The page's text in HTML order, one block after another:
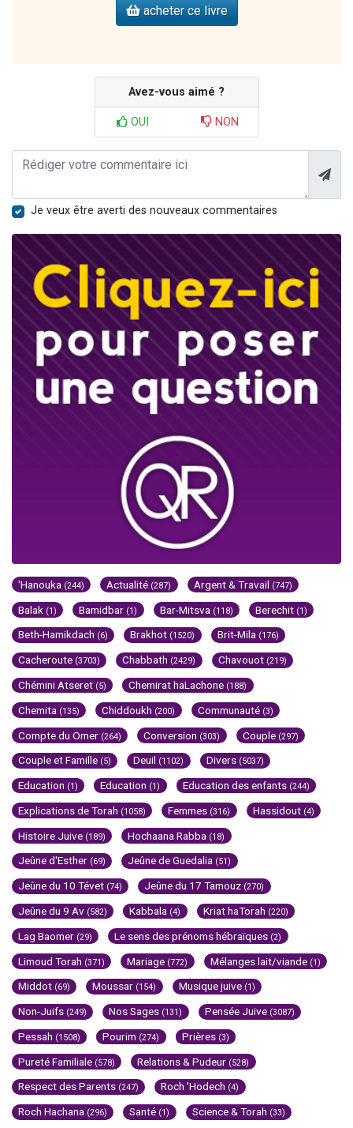
acheter ce livre
Avez-vous aimé ?
OUI NON
Je veux être averti des nouveaux commentaires
'Hanouka (244) Actualité (287) Argent & Travail (747)
Balak (1) Bamidbar (1) Bar-Mitsva (118) Berechit (1)
Beth-Hamikdach (6) Brakhot (1520) Brit-Mila (176)
Cacheroute (3703) Chabbath (2429) Chavouot (219)
Chémini Atseret (5) Chemirat haLachone (188)
Chemita (135) Chiddoukh (200) Communauté (3)
Compte du Omer (264) Conversion (303) Couple (297)
Couple et Famille (5) Deuil (1102) Divers (5037)
Education (1) Education (1) Education des enfants (244)
Explications de Torah (1058) Femmes (316) Hassidout (4)
Histoire Juive (189) Hochaana Rabba (18)
Jeûne d'Esther (69) Jeûne de Guedalia (51)
Jeûne du 10 Tévet (74) Jeûne du 17 Tamouz (270)
Jeûne du 9 Av (582) Kabbala (4) Kriat haTorah (220)
Lag Baomer (29) Le sens des prénoms hébraïques (2)
Limoud Torah (371) Mariage (772) Mélanges lait/viande (1)
Middot (69) Moussar (154) Musique juive (1)
Non-Juifs (249) Nos Sages (131) Pensée Juive (3087)
Pessah (1508) Pourim (274) Prières (3)
Pureté Familiale (578) Relations & Pudeur (528)
Respect des Parents (247) Roch 'Hodech (4)
Roch Hachana (296) Santé (1) Science & Torah (33)